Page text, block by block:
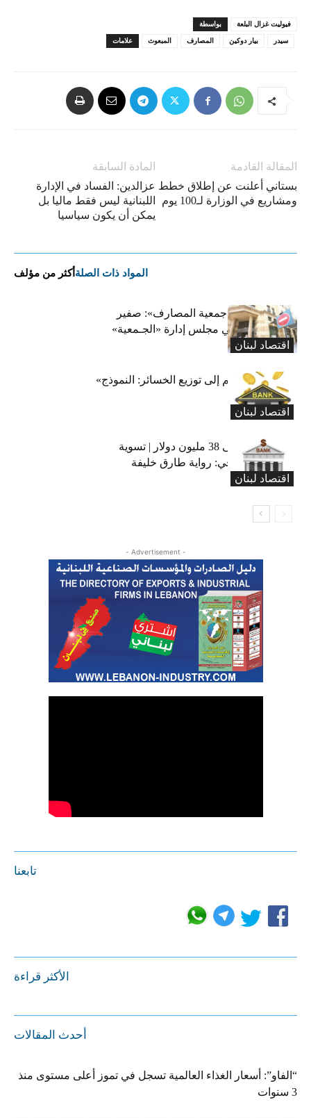
بواسطة فيوليت غزال البلعة
علامات المبعوث المصارف بيار دوكين سيدر
المادة السابقة
عزالدين: الفساد في الإدارة
اللبنانية ليس فقط ماليا بل
يمكن أن يكون سياسيا
المقالة القادمة
بستاني أعلنت عن إطلاق خطط
ومشاريع في الوزارة لـ100 يوم
المواد ذات الصلة أكثر من مؤلف
اقتصاد لبنان
مفاوضات في «جمعية المصارف»: صفير
يرفض خوري في مجلس إدارة «الجـمعية»
اقتصاد لبنان
من توزيع المغانم إلى توزيع الخسائر: النموذج»
يعمل بكفاءة
اقتصاد لبنان
سلامة سطا على 38 مليون دولار | تسوية
الاعتماد المصرفي: رواية طارق خليفة
- Advertisement -
تابعنا
الأكثر قراءة
أحدث المقالات
“الفاو”: أسعار الغذاء العالمية تسجل في تموز أعلى مستوى منذ
3 سنوات